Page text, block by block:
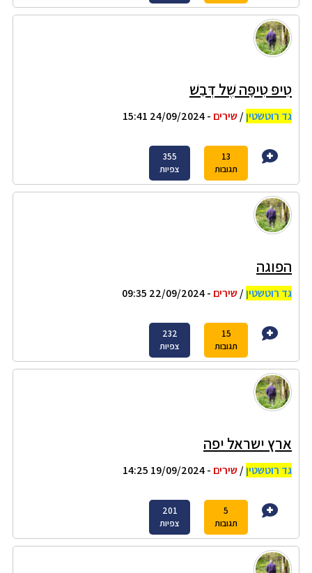
טִיפּ טִיפָּה שֶׁל דְּבַשׁ
גד רוטשטין/ שירים - 24/09/2024 15:41
13
תגובות
355
צפיות
הפוגה
גד רוטשטין/ שירים - 22/09/2024 09:35
15
תגובות
232
צפיות
ארץ ישראל יפה
גד רוטשטין/ שירים - 19/09/2024 14:25
5
תגובות
201
צפיות